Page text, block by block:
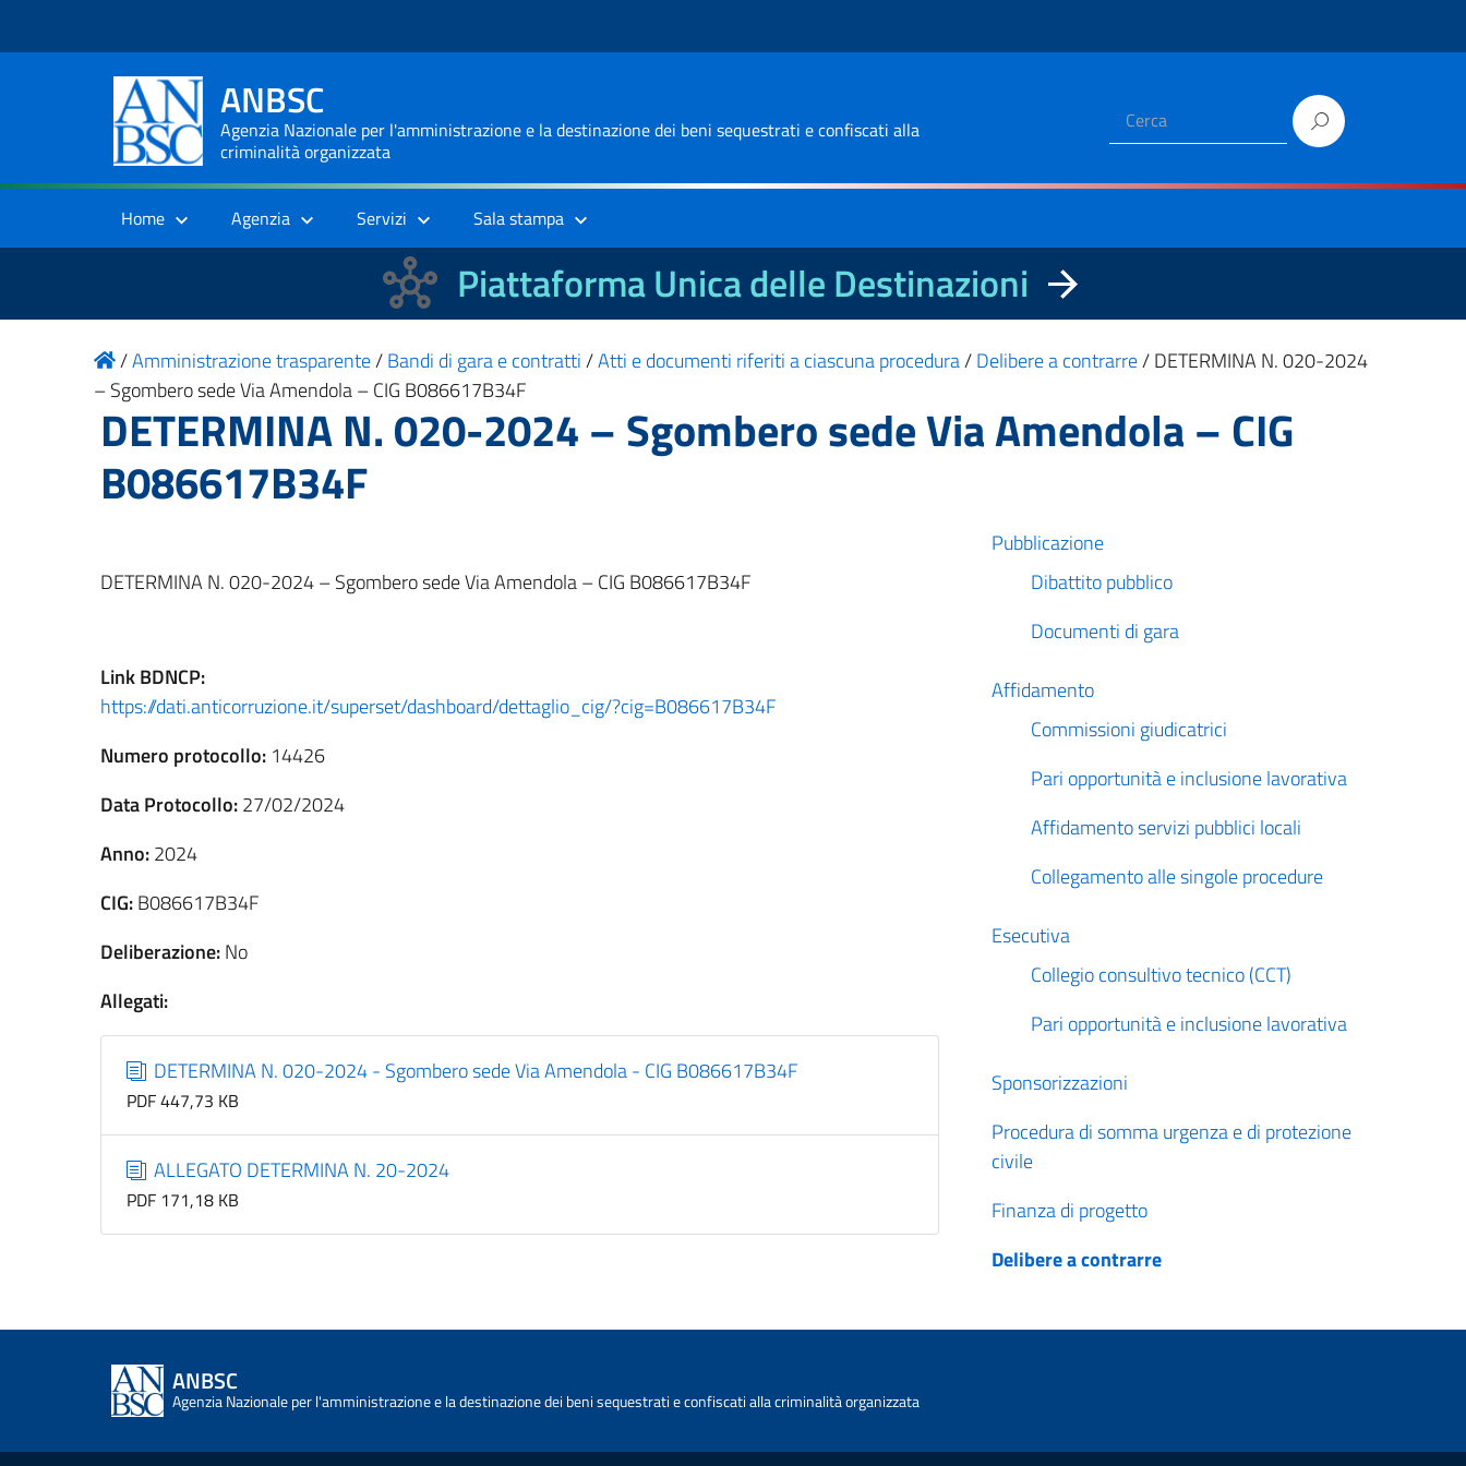
ANBSC
Agenzia Nazionale per l'amministrazione e la destinazione dei beni sequestrati e confiscati alla
criminalità organizzata
Home Agenzia Servizi Sala stampa
Piattaforma Unica delle Destinazioni
/Amministrazione trasparente/Bandi di gara e contratti/Atti e documenti riferiti a ciascuna procedura/Delibere a contrarre/DETERMINA N. 020-2024
– Sgombero sede Via Amendola – CIG B086617B34F
DETERMINA N. 020-2024 – Sgombero sede Via Amendola – CIG
B086617B34F
DETERMINA N. 020-2024 – Sgombero sede Via Amendola – CIG B086617B34F
LinkBDNCP:
https://dati.anticorruzione.it/superset/dashboard/dettaglio_cig/?cig=B086617B34F
Numero protocollo: 14426
Data Protocollo:27/02/2024
Anno:2024
CIG:B086617B34F
Deliberazione:No
Allegati:
DETERMINA N. 020-2024 - Sgombero sede Via Amendola - CIG B086617B34F
PDF 447,73 KB
ALLEGATO DETERMINA N. 20-2024
PDF 171,18 KB
Pubblicazione
Dibattito pubblico
Documenti di gara
Affidamento
Commissioni giudicatrici
Pari opportunità e inclusione lavorativa
Affidamento servizi pubblici locali
Collegamento alle singole procedure
Esecutiva
Collegio consultivo tecnico (CCT)
Pari opportunità e inclusione lavorativa
Sponsorizzazioni
Procedura di somma urgenza e di protezione
civile
Finanza di progetto
Delibere a contrarre
ANBSC
Agenzia Nazionale per l'amministrazione e la destinazione dei beni sequestrati e confiscati alla criminalità organizzata